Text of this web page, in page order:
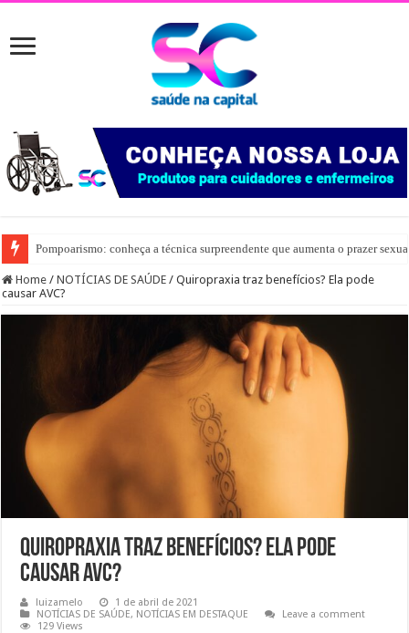
Pompoarismo: conheça a técnica surpreendente que aumenta o prazer
Home / NOTÍCIAS DE SAÚDE / Quiropraxia traz benefícios? Ela pode
causar AVC?
Quiropraxia traz benefícios? Ela pode
causar AVC?
luizamelo
1 de abril de 2021
NOTÍCIAS DE SAÚDE, NOTÍCIAS EM DESTAQUE
Leave a comment
129 Views